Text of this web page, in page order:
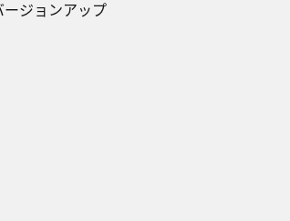
ージョンアップ